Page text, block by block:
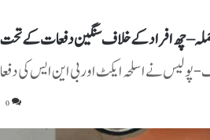
حملہ – چھ افراد کے خلاف سنگین دفعات کے
- پولیس نے اسلحہ ایکٹ اور بی این ایس کی
0